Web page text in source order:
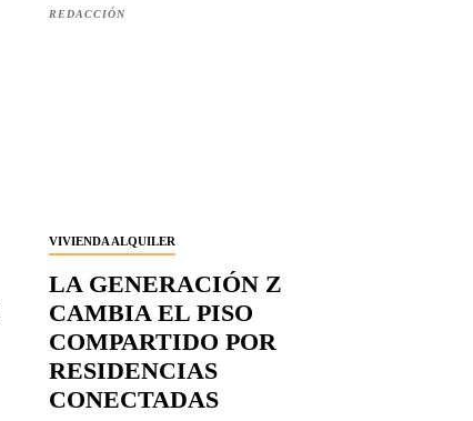
REDACCIÓN
VIVIENDA ALQUILER
LA GENERACIÓN Z
CAMBIA EL PISO
COMPARTIDO POR
RESIDENCIAS
CONECTADAS